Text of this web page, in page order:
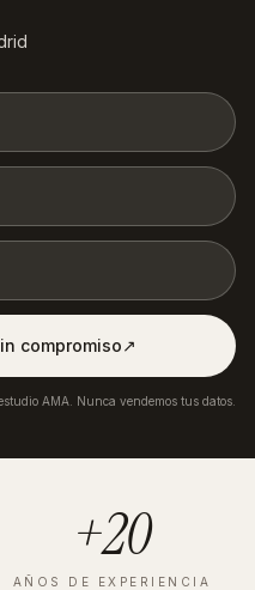
compromiso↗︎
AMA. Nunca vendemos tus datos.
+20
AÑOS DE EXPERIENCIA